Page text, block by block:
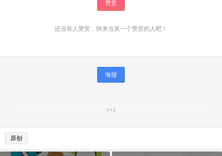
赞赏
还没有人赞赏，快来当第一个赞赏的人吧！
海报
原创